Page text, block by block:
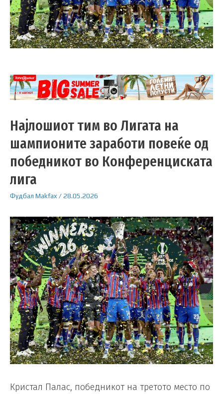
Најлошиот тим во Лигата на
шампионите заработи повеќе од
победникот во Конференциската
лига
Фудбал Makfax /28.05.2026
Кристал Палас, победникот на третото место по